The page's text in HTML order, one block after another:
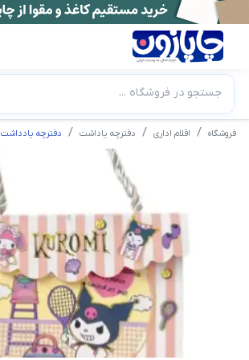
جستجو در فروشگاه ...
فروشگاه اقلام اداری دفترچه یاداشت دفترچه یادداشت ۷۰ برگ کیفی کرومی